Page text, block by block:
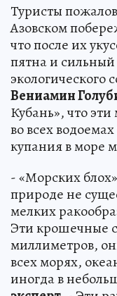
Туристы
Азовском
что после их
пятна и сильный
экологического
Вениамин
Кубань», что
во всех
купания в море
- «Морских
природе не
мелких
Эти крошечные
миллиметров,
всех морях,
иногда в